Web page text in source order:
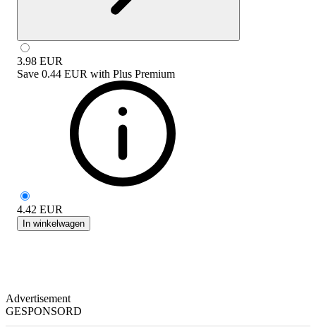
3.98 EUR
Save 0.44 EUR with Plus Premium
4.42 EUR
In winkelwagen
Advertisement
GESPONSORD